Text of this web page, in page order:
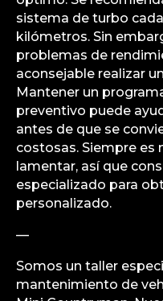
sistema de turbo
kilómetros. Sin
problemas de
aconsejable realizar
Mantener un
preventivo puede
antes de que se
costosas. Siempre es
lamentar, así que
especializado para
personalizado.
—
Somos un taller
mantenimiento de